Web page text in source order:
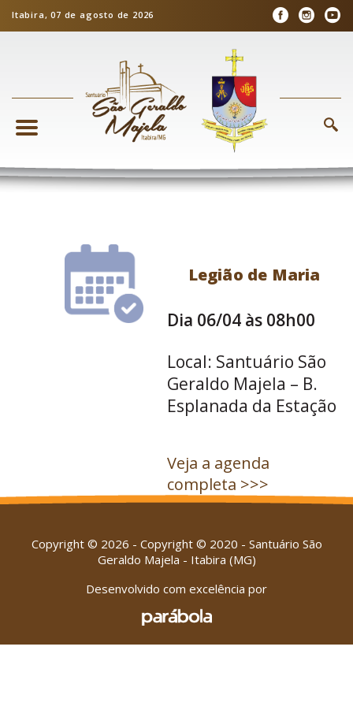
Itabira, 07 de agosto de 2026
Legião de Maria
Dia 06/04 às 08h00
Local: Santuário São
Geraldo Majela – B.
Esplanada da Estação
Veja a agenda
completa >>>
Copyright © 2026 - Copyright © 2020 - Santuário São
Geraldo Majela - Itabira (MG)
Desenvolvido com excelência por